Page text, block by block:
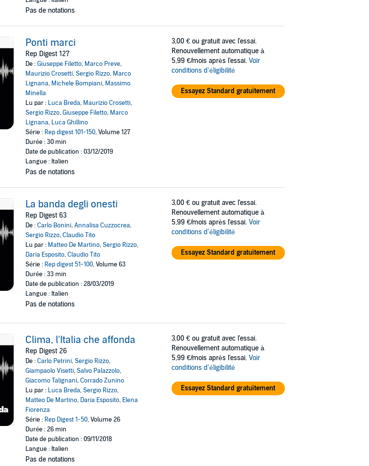
Pas de notations
Ponti marci
Rep Digest 127
De :Giuseppe Filetto, Marco Preve,
Maurizio Crosetti,Sergio Rizzo, Marco
Lignana, Michele Bompiani, Massimo
Minella
Lu par : Luca Breda, Maurizio Crosetti,
Sergio Rizzo,Giuseppe Filetto, Marco
Lignana, Luca Ghillino
Série : Rep digest 101-150, Volume 127
Durée : 30 min
Date de publication : 03/12/2019
Langue : Italien
Pas de notations
3,00 € ou gratuit avec l'essai.
Renouvellement automatique à
5,99 €/mois après l'essai. Voir
conditions d'éligibilité
Essayez Standard gratuitement
La banda degli onesti
Rep Digest 63
De :Carlo Bonini,Annalisa Cuzzocrea,
Sergio Rizzo,Claudio Tito
Lu par : Matteo De Martino,Sergio Rizzo,
Daria Esposito,Claudio Tito
Série : Rep digest 51-100, Volume 63
Durée : 33 min
Date de publication : 28/03/2019
Langue : Italien
Pas de notations
3,00 € ou gratuit avec l'essai.
Renouvellement automatique à
5,99 €/mois après l'essai. Voir
conditions d'éligibilité
Essayez Standard gratuitement
Clima, l'Italia che affonda
Rep Digest 26
De :Carlo Petrini,Sergio Rizzo,
Giampaolo Visetti,Salvo Palazzolo,
Giacomo Talignani,Corrado Zunino
Lu par : Luca Breda,Sergio Rizzo,
Matteo De Martino, Daria Esposito, Elena
Fiorenza
Série : Rep Digest 1-50, Volume 26
Durée : 26 min
Date de publication : 09/11/2018
Langue : Italien
Pas de notations
3,00 € ou gratuit avec l'essai.
Renouvellement automatique à
5,99 €/mois après l'essai. Voir
conditions d'éligibilité
Essayez Standard gratuitement